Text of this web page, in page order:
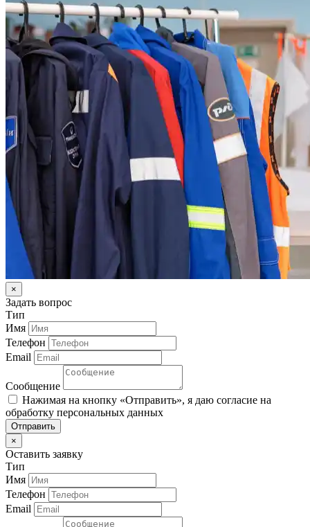
×
Задать вопрос
Тип
Имя
Телефон
Email
Сообщение
Нажимая на кнопку «Отправить», я даю согласие на
обработку персональных данных
Отправить
×
Оставить заявку
Тип
Имя
Телефон
Email